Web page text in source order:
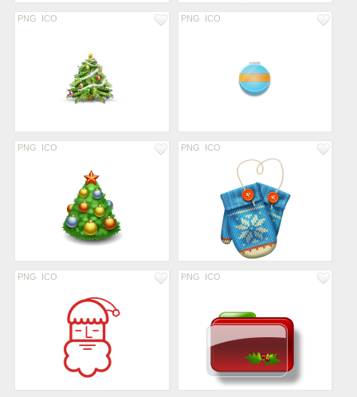
PNG ICO PNG ICO
PNG ICO PNG ICO
PNG ICO PNG ICO